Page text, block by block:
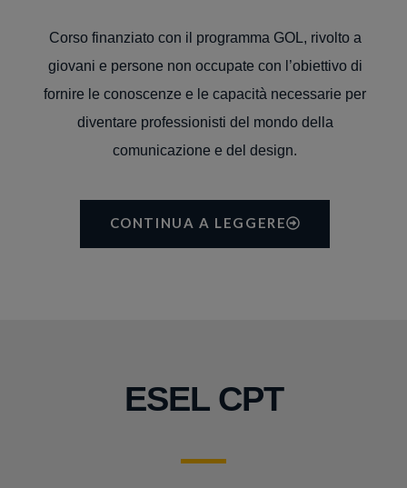
Corso finanziato con il programma GOL, rivolto a
giovani e persone non occupate con l’obiettivo di
fornire le conoscenze e le capacità necessarie per
diventare professionisti del mondo della
comunicazione e del design.
CONTINUA A LEGGERE
ESEL CPT